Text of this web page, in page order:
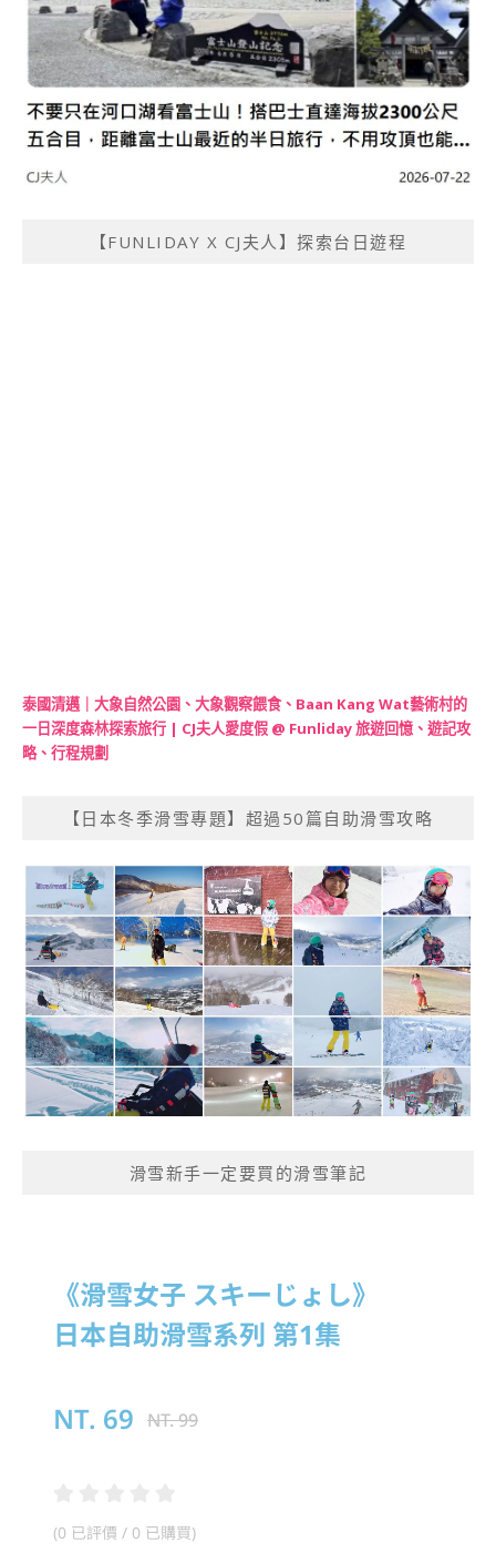
【FUNLIDAY X CJ夫人】探索台日遊程
泰國清邁｜大象自然公園、大象觀察餵食、Baan Kang Wat藝術村的
一日深度森林探索旅行 | CJ夫人愛度假 @ Funliday 旅遊回憶、遊記攻
略、行程規劃
【日本冬季滑雪專題】超過50篇自助滑雪攻略
滑雪新手一定要買的滑雪筆記